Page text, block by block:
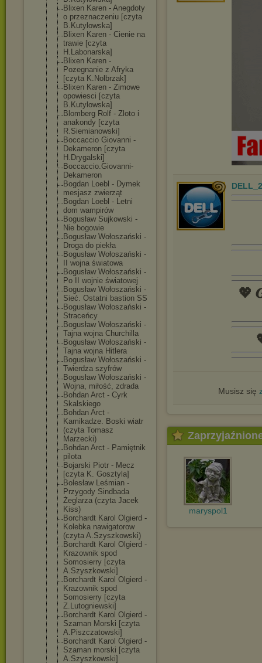
Blixen Karen - Anegdoty
o przeznaczeniu [czyta
B.Kutylowska]
Blixen Karen - Cienie na
trawie [czyta
H.Labonarska]
Blixen Karen -
Pozegnanie z Afryka
[czyta K.Nolbrzak]
Blixen Karen - Zimowe
opowiesci [czyta
B.Kutylowska]
Blomberg Rolf - Zloto i
anakondy [czyta
R.Siemianowski]
Boccaccio Giovanni -
Dekameron [czyta
H.Drygalski]
Boccaccio.Giovanni-
Dekameron
Bogdan Loebl - Dymek
mesjasz zwierząt
Bogdan Loebl - Letni
dom wampirów
Bogusław Sujkowski -
Nie bogowie
Bogusław Wołoszański -
Droga do piekła
Bogusław Wołoszański -
II wojna światowa
Bogusław Wołoszański -
Po II wojnie światowej
Bogusław Wołoszański -
Sieć. Ostatni bastion SS
Bogusław Wołoszański -
Straceńcy
Bogusław Wołoszański -
Tajna wojna Churchilla
Bogusław Wołoszański -
Tajna wojna Hitlera
Bogusław Wołoszański -
Twierdza szyfrów
Bogusław Wołoszański -
Wojna, miłość, zdrada
Bohdan Arct - Cyrk
Skalskiego
Bohdan Arct -
Kamikadze. Boski wiatr
(czyta Tomasz
Marzecki)
Bohdan Arct - Pamiętnik
pilota
Bojarski Piotr - Mecz
[czyta K. Gosztyla]
Bolesław Leśmian -
Przygody Sindbada
Żeglarza (czyta Jacek
Kiss)
Borchardt Karol Olgierd -
Kolebka nawigatorow
(czyta A.Szyszkowski)
Borchardt Karol Olgierd -
Krazownik spod
Somosierry [czyta
A.Szyszkowski]
Borchardt Karol Olgierd -
Krazownik spod
Somosierry [czyta
Z.Lutogniewski]
Borchardt Karol Olgierd -
Szaman Morski [czyta
A.Piszczatowski]
Borchardt Karol Olgierd -
Szaman morski [czyta
A.Szyszkowski]
💖
Musisz się
maryspol1